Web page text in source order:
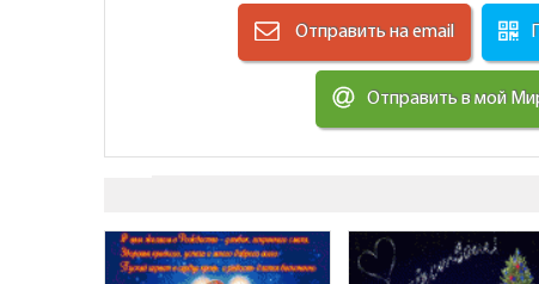
Отправить на email
Отправить в мой